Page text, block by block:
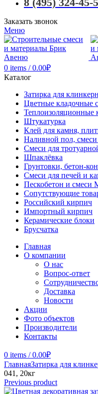
Заказать звонок
Меню
0 items / 0.00₽
Каталог
Затирка для
Цветные кладочные
Теплоизоляционные
Штукатурка
Клей для камня,
Наливной пол, смеси
Смеси для
Шпаклёвка
Грунтовки, бетон-
Смеси для печей и
Пескобетон и смеси
Сопутствующие
Российский кирпич
Импортный кирпич
Керамические блоки
Брусчатка
Главная
О компании
О нас
Вопрос-ответ
Доставка
Новости
Акции
Фото объектов
Производители
Контакты
0 items / 0.00₽
ГлавнаяЗатирка для
041, 20кг
Previous product